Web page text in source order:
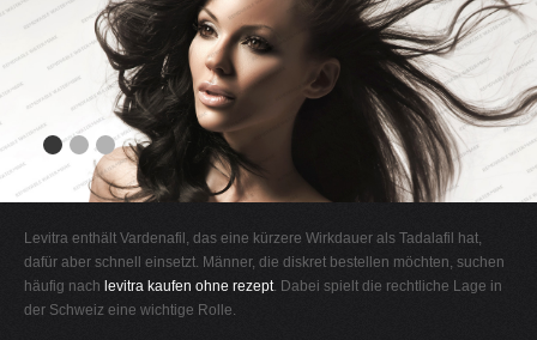
B
E
F
H
I
Levitra enthält Vardenafil, das eine kürzere Wirkdauer als Tadalafil hat,
dafür aber schnell einsetzt. Männer, die diskret bestellen möchten, suchen
häufig nach levitra kaufen ohne rezept. Dabei spielt die rechtliche Lage in
der Schweiz eine wichtige Rolle.